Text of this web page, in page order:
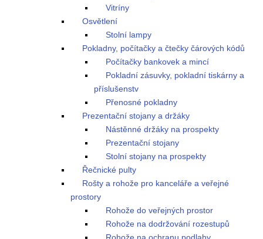
Vitríny
Osvětlení
Stolní lampy
Pokladny, počítačky a čtečky čárových kódů
Počítačky bankovek a mincí
Pokladní zásuvky, pokladní tiskárny a
příslušenstv
Přenosné pokladny
Prezentační stojany a držáky
Nástěnné držáky na prospekty
Prezentační stojany
Stolní stojany na prospekty
Řečnické pulty
Rošty a rohože pro kanceláře a veřejné
prostory
Rohože do veřejných prostor
Rohože na dodržování rozestupů